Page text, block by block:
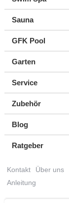
Sauna
GFK Pool
Garten
Service
Zubehör
Blog
Ratgeber
Kontakt Über uns
Anleitung